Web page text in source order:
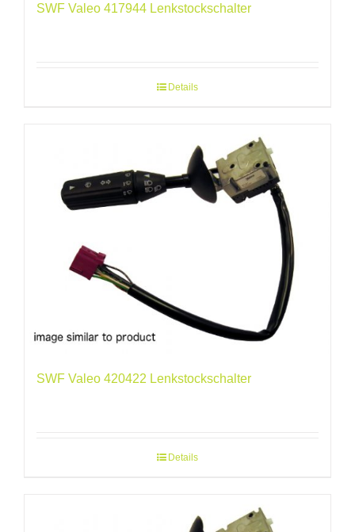
SWF Valeo 417944 Lenkstockschalter
Details
SWF Valeo 420422 Lenkstockschalter
Details